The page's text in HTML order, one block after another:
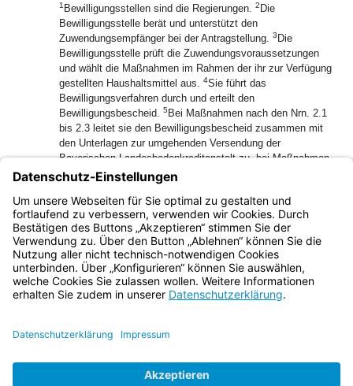
1 Bewilligungsstellen sind die Regierungen. 2 Die
Bewilligungsstelle berät und unterstützt den
Zuwendungsempfänger bei der Antragstellung. 3 Die
Bewilligungsstelle prüft die Zuwendungsvoraussetzungen
und wählt die Maßnahmen im Rahmen der ihr zur Verfügung
gestellten Haushaltsmittel aus. 4Sie führt das
Bewilligungsverfahren durch und erteilt den
Bewilligungsbescheid. 5 Bei Maßnahmen nach den Nrn. 2.1
bis 2.3 leitet sie den Bewilligungsbescheid zusammen mit
den Unterlagen zur umgehenden Versendung der
Bayerischen Landesbodenkreditanstalt zu, bei Maßnahmen
nach Nr. 2.4 versendet sie den Bescheid unmittelbar an den
Zuwendungsempfänger.
die Auszahlung der Fördermittel und prüft den
Verwendungsnachweis.
Bayern.de
BayernPortal
Impressum